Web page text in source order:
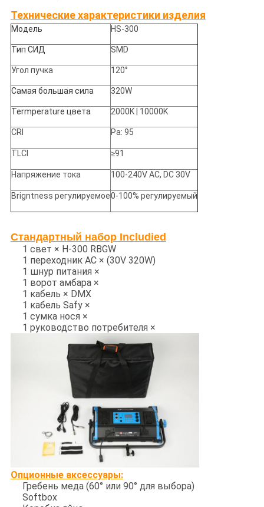
Технические характеристики изделия
Модель HS-300
Тип СИД SMD
Угол пучка 120°
Самая большая сила 320W
Termperature цвета 2000K | 10000K
CRI Ра: 95
TLCI ≥91
Напряжение тока 100-240V AC, DC 30V
Brigntness регулируемое0-100% регулируемый
Стандартный набор Includied
1 свет × H-300 RBGW
1 переходник AC × (30V 320W)
1 шнур питания ×
1 ворот амбара ×
1 кабель × DMX
1 кабель Safy ×
1 сумка нося ×
1 руководство потребителя ×
Опционные аксессуары:
Гребень меда (60° или 90° для выбора)
Softbox